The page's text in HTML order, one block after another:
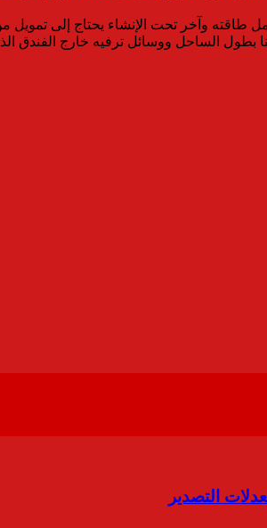
الساحل ووسائل ترفيه خارج الفندق الذي
التصدير